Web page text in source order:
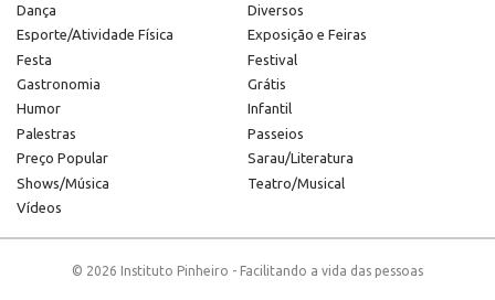
Dança
Diversos
Esporte/Atividade Física
Exposição e Feiras
Festa
Festival
Gastronomia
Grátis
Humor
Infantil
Palestras
Passeios
Preço Popular
Sarau/Literatura
Shows/Música
Teatro/Musical
Vídeos
© 2026 Instituto Pinheiro - Facilitando a vida das pessoas